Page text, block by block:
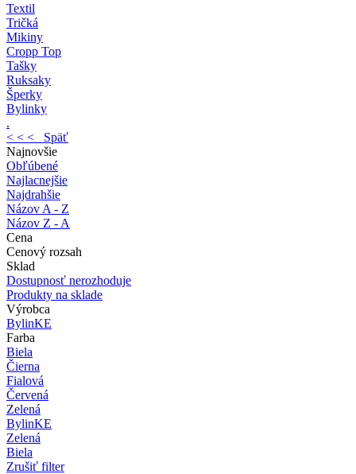
Textil
Tričká
Mikiny
Cropp Top
Tašky
Ruksaky
Šperky
Bylinky
.
< < < Späť
Najnovšie
Obľúbené
Najlacnejšie
Najdrahšie
Názov A - Z
Názov Z - A
Cena
Cenový rozsah
Sklad
Dostupnosť nerozhoduje
Produkty na sklade
Výrobca
BylinKE
Farba
Biela
Čierna
Fialová
Červená
Zelená
BylinKE
Zelená
Biela
Zrušiť filter